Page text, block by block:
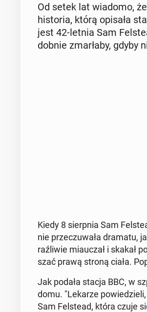
Od setek lat wiadomo,
hi­sto­ria, którą opisała
jest 42-letnia Sam
dob­nie zmar­ła­by, gdyby
Kiedy 8 sierp­nia Sam
nie prze­czu­wa­ła dramatu,
raź­li­wie miau­czał i skakał
szać prawą stroną ciała.
Jak podała stacja BBC, w
domu. "Lekarze
Sam Fel­ste­ad, która czuje